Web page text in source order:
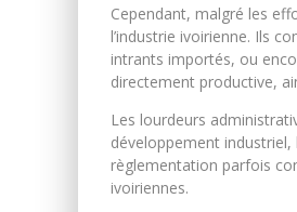
Cependant, malgré les
l’industrie ivoirienne. Ils
intrants importés, ou
directement productive,
Les lourdeurs
développement industriel,
règlementation parfois
ivoiriennes.